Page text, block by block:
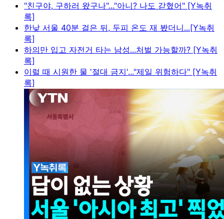
"친구야, 구하러 왔구나"..."아니? 나도 갇혔어" [Y녹취
록]
한낮 서울 40분 걸은 뒤, 두피 온도 재 봤더니...[Y녹취
록]
하의만 입고 자전거 타는 남성...처벌 가능할까? [Y녹취
록]
이럴 때 시원한 물 '절대 금지'..."제일 위험하다" [Y녹취
록]